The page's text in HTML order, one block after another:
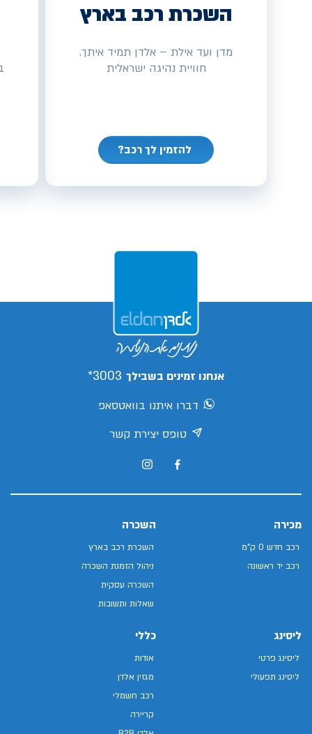
השכרת רכב בארץ
מדן ועד אילת – אלדן תמיד איתך.
חוויית נהיגה ישראלית
להזמין לך רכב?
אנחנו זמינים בשבילך 3003*
דברו איתנו בוואטסאפ
טופס יצירת קשר
מכירה
רכב חדש 0 ק"מ
רכב יד ראשונה
השכרה
השכרת רכב בארץ
ניהול הזמנת השכרה
השכרה עסקית
שאלות ותשובות
ליסינג
ליסינג פרטי
ליסינג תפעולי
כללי
אודות
מגזין אלדן
רכב חשמלי
קריירה